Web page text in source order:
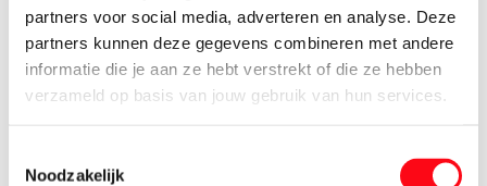
partners voor social media, adverteren en analyse. Deze
partners kunnen deze gegevens combineren met andere
informatie die je aan ze hebt verstrekt of die ze hebben
verzameld op basis van jouw gebruik van hun services.
Noodzakelijk